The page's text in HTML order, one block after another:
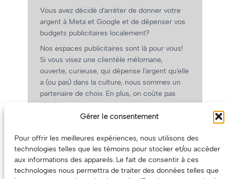
Gérer le consentement
Pour offrir les meilleures expériences, nous utilisons des
technologies telles que les témoins pour stocker et/ou accéder
aux informations des appareils. Le fait de consentir à ces
technologies nous permettra de traiter des données telles que
Vous avez décidé d’arrêter de donner votre
argent à Meta et Google et de dépenser vos
budgets publicitaires localement?
Nos espaces publicitaires sont là pour vous!
Si vous visez une clientèle mélomane,
ouverte, curieuse, qui dépense l’argent qu’elle
a (ou pas) dans la culture, nous sommes un
partenaire de choix. En plus, on coûte pas
cher!
On prépare une grille tarifaire intéressante et
(Oui, on va avoir des tarifs spéciaux pour
vous, les artistes!)